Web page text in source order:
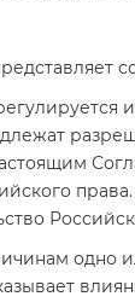
права.
одно